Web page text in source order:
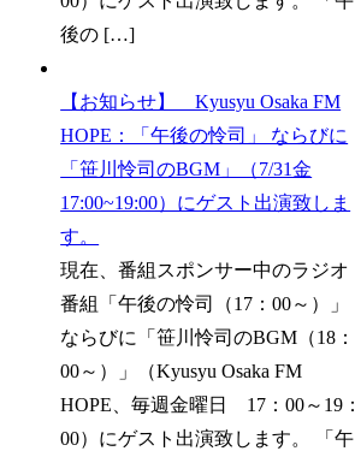
後の […]
【お知らせ】 Kyusyu Osaka FM
HOPE：「午後の怜司」 ならびに
「笹川怜司のBGM」（7/31金
17:00~19:00）にゲスト出演致しま
す。
現在、番組スポンサー中のラジオ
番組「午後の怜司（17：00～）」
ならびに「笹川怜司のBGM（18：
00～）」（Kyusyu Osaka FM
HOPE、毎週金曜日 17：00～19：
00）にゲスト出演致します。 「午